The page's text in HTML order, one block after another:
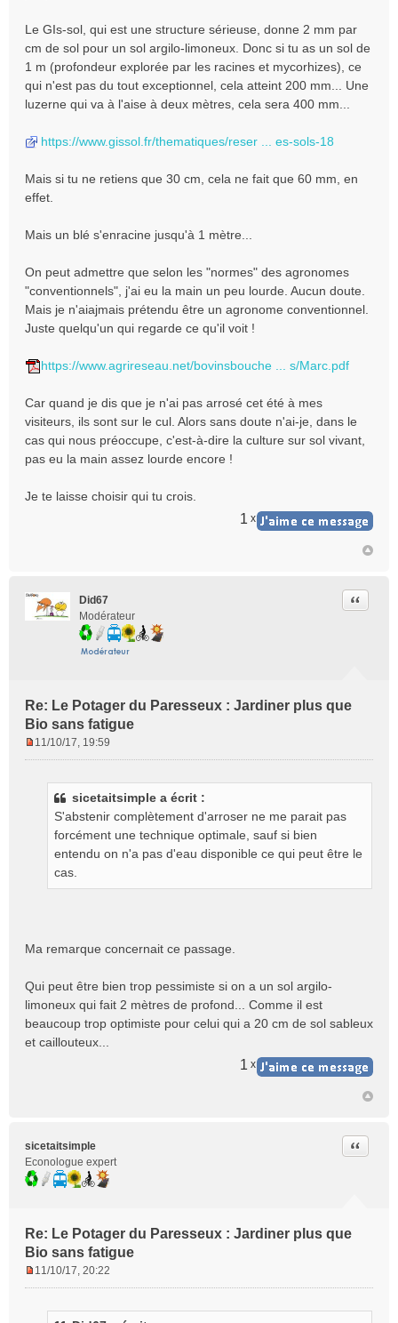
Le GIs-sol, qui est une structure sérieuse, donne 2 mm par
cm de sol pour un sol argilo-limoneux. Donc si tu as un sol de
1 m (profondeur explorée par les racines et mycorhizes), ce
qui n'est pas du tout exceptionnel, cela atteint 200 mm... Une
luzerne qui va à l'aise à deux mètres, cela sera 400 mm...
https://www.gissol.fr/thematiques/reser ... es-sols-18
Mais si tu ne retiens que 30 cm, cela ne fait que 60 mm, en
effet.
Mais un blé s'enracine jusqu'à 1 mètre...
On peut admettre que selon les "normes" des agronomes
"conventionnels", j'ai eu la main un peu lourde. Aucun doute.
Mais je n'aiajmais prétendu être un agronome conventionnel.
Juste quelqu'un qui regarde ce qu'il voit !
https://www.agrireseau.net/bovinsbouche ... s/Marc.pdf
Car quand je dis que je n'ai pas arrosé cet été à mes
visiteurs, ils sont sur le cul. Alors sans doute n'ai-je, dans le
cas qui nous préoccupe, c'est-à-dire la culture sur sol vivant,
pas eu la main assez lourde encore !
Je te laisse choisir qui tu crois.
1 x
Did67
Modérateur
Re: Le Potager du Paresseux : Jardiner plus que
Bio sans fatigue
Citer
11/10/17, 19:59
sicetaitsimple a écrit :
S'abstenir complètement d'arroser ne me parait pas
forcément une technique optimale, sauf si bien
entendu on n'a pas d'eau disponible ce qui peut être le
cas.
Ma remarque concernait ce passage.
Qui peut être bien trop pessimiste si on a un sol argilo-
limoneux qui fait 2 mètres de profond... Comme il est
beaucoup trop optimiste pour celui qui a 20 cm de sol sableux
et caillouteux...
1 x
sicetaitsimple
Econologue expert
Re: Le Potager du Paresseux : Jardiner plus que
Bio sans fatigue
Citer
11/10/17, 20:22